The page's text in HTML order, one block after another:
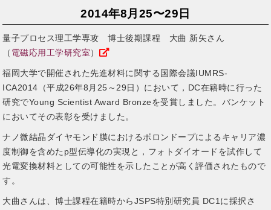
2014年8月25〜29日
量子プロセス理工学専攻 博士後期課程 大曲 新矢さん
（ 電磁応用工学研究室）
福岡大学で開催された先進材料に関する国際会議IUMRS-
ICA2014（平成26年8月25～29日）において，DC在籍時に行った
研究でYoung Scientist Award Bronzeを受賞しました。バンケット
においてその表彰を受けました。
ナノ微結晶ダイヤモンド膜におけるボロンドープによるキャリア濃
度制御を含めたp型伝導化の実現と，フォトダイオードを試作して
光電変換材料としての可能性を示したことが高く評価されたもので
す。
大曲さんは、博士課程在籍時からJSPS特別研究員 DC1に採択さ